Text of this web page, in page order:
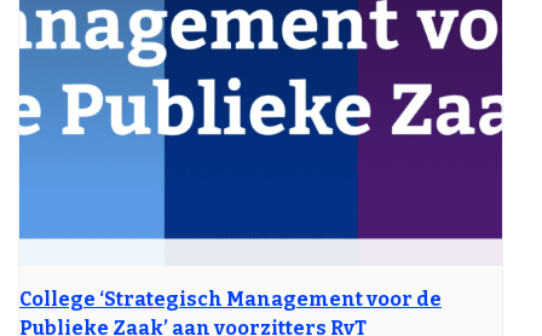
College ‘Strategisch Management voor de
Publieke Zaak’ aan voorzitters RvT